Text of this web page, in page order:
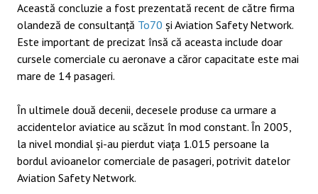
Această concluzie a fost prezentată recent de către firma
olandeză de consultanță To70 și Aviation Safety Network.
Este important de precizat însă că aceasta include doar
cursele comerciale cu aeronave a căror capacitate este mai
mare de 14 pasageri.
În ultimele două decenii, decesele produse ca urmare a
accidentelor aviatice au scăzut în mod constant. În 2005,
la nivel mondial şi-au pierdut viaţa 1.015 persoane la
bordul avioanelor comerciale de pasageri, potrivit datelor
Aviation Safety Network.